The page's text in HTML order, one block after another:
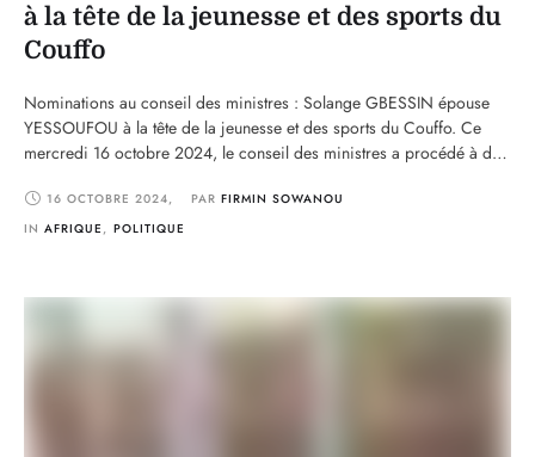
à la tête de la jeunesse et des sports du
Couffo
Nominations au conseil des ministres : Solange GBESSIN épouse
YESSOUFOU à la tête de la jeunesse et des sports du Couffo. Ce
mercredi 16 octobre 2024, le conseil des ministres a procédé à de
béninoise. Parmi les personnalités promues, la dame de fer,
l’Amazone Solange GBESSIN épouse YESSOUFOU, …
16 OCTOBRE 2024, PAR FIRMIN SOWANOU
IN AFRIQUE , POLITIQUE